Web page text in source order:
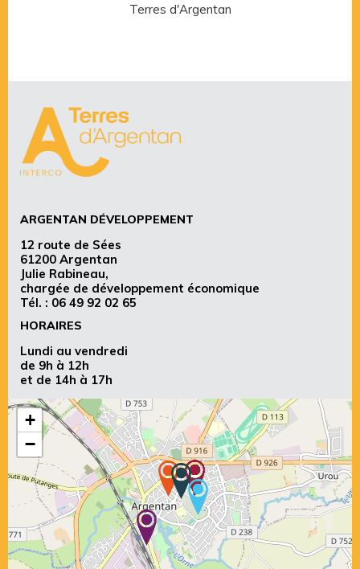
Terres d'Argentan
ARGENTAN DÉVELOPPEMENT
12 route de Sées
61200 Argentan
Julie Rabineau,
chargée de développement économique
Tél. : 06 49 92 02 65
HORAIRES
Lundi au vendredi
de 9h à 12h
et de 14h à 17h
+
−